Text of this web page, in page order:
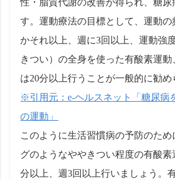
す。運動療法の目標として、運動の
かそれ以上、週に3回以上、運動強
きつい）の全身を使った有酸素運動
は20分以上行うことが一般的に勧め
※引用元：e-ヘルスネット「糖尿病
の運動」
このように生活習慣病の予防のた
グのようなややきつい程度の有酸素
分以上、週3回以上行いましょう。